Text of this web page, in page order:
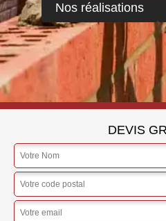
Nos réalisations
DEVIS